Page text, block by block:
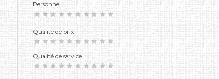
Personnel
Qualité de prix
Qualité de service